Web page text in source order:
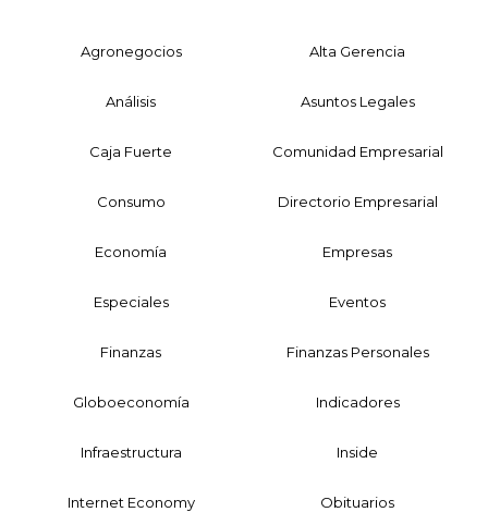
Agronegocios Alta Gerencia
Análisis Asuntos Legales
Caja Fuerte Comunidad Empresarial
Consumo Directorio Empresarial
Economía Empresas
Especiales Eventos
Finanzas Finanzas Personales
Globoeconomía Indicadores
Infraestructura Inside
Internet Economy Obituarios